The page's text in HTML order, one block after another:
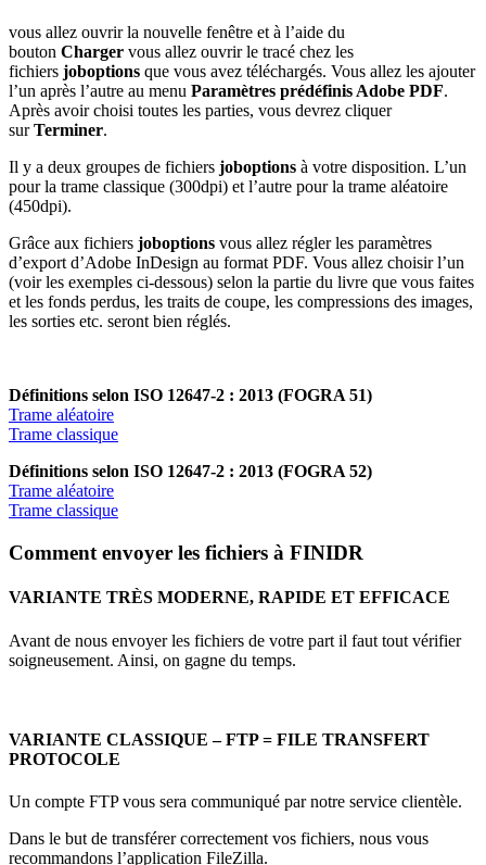
vous allez ouvrir la nouvelle fenêtre et à l’aide du
bouton Charger vous allez ouvrir le tracé chez les
fichiers joboptions que vous avez téléchargés. Vous allez les ajouter
l’un après l’autre au menu Paramètres prédéfinis Adobe PDF.
Après avoir choisi toutes les parties, vous devrez cliquer
surTerminer.
Il y a deux groupes de fichiers joboptions à votre disposition. L’un
pour la trame classique (300dpi) et l’autre pour la trame aléatoire
(450dpi).
Grâce aux fichiers joboptions vous allez régler les paramètres
d’export d’Adobe InDesign au format PDF. Vous allez choisir l’un
(voir les exemples ci-dessous) selon la partie du livre que vous faites
et les fonds perdus, les traits de coupe, les compressions des images,
les sorties etc. seront bien réglés.
Définitions selon ISO 12647-2 : 2013 (FOGRA 51)
Trame aléatoire
Trame classique
Définitions selon ISO 12647-2 : 2013 (FOGRA 52)
Trame aléatoire
Trame classique
Comment envoyer les fichiers à FINIDR
VARIANTE TRÈS MODERNE, RAPIDE ET EFFICACE
Avant de nous envoyer les fichiers de votre part il faut tout vérifier
soigneusement. Ainsi, on gagne du temps.
VARIANTE CLASSIQUE – FTP = FILE TRANSFERT
PROTOCOLE
Un compte FTP vous sera communiqué par notre service clientèle.
Dans le but de transférer correctement vos fichiers, nous vous
recommandons l’application FileZilla.